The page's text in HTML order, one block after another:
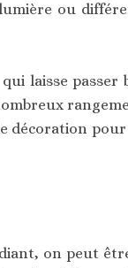
ou
laisse passer
décoration
on peut